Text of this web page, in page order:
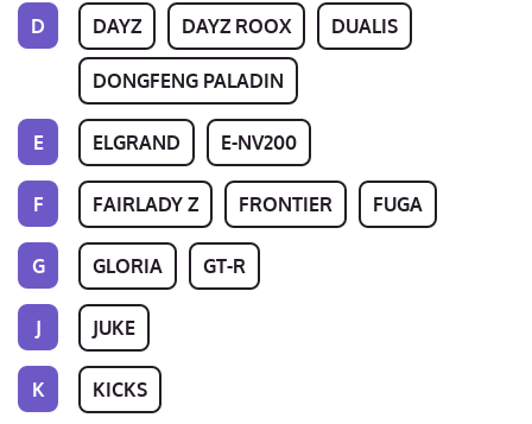
D DAYZ DAYZ ROOX DUALIS
DONGFENG PALADIN
E ELGRAND E-NV200
F FAIRLADY Z FRONTIER FUGA
G GLORIA GT-R
J JUKE
K KICKS